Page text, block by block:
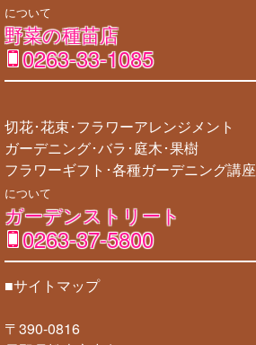
について
野菜の種苗店
0263-33-1085
切花･花束･フラワーアレンジメント
ガーデニング･バラ･庭木･果樹
フラワーギフト･各種ガーデニング講座
について
ガーデンストリート
0263-37-5800
■サイトマップ
〒390-0816